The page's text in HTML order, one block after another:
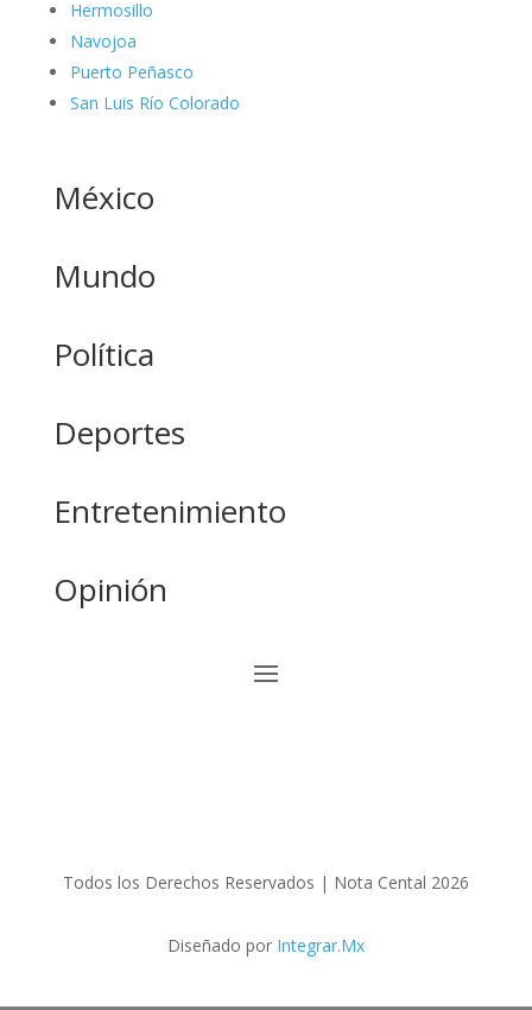
Hermosillo
Navojoa
Puerto Peñasco
San Luis Río Colorado
México
Mundo
Política
Deportes
Entretenimiento
Opinión
Todos los Derechos Reservados | Nota Cental 2026
Diseñado por Integrar.Mx